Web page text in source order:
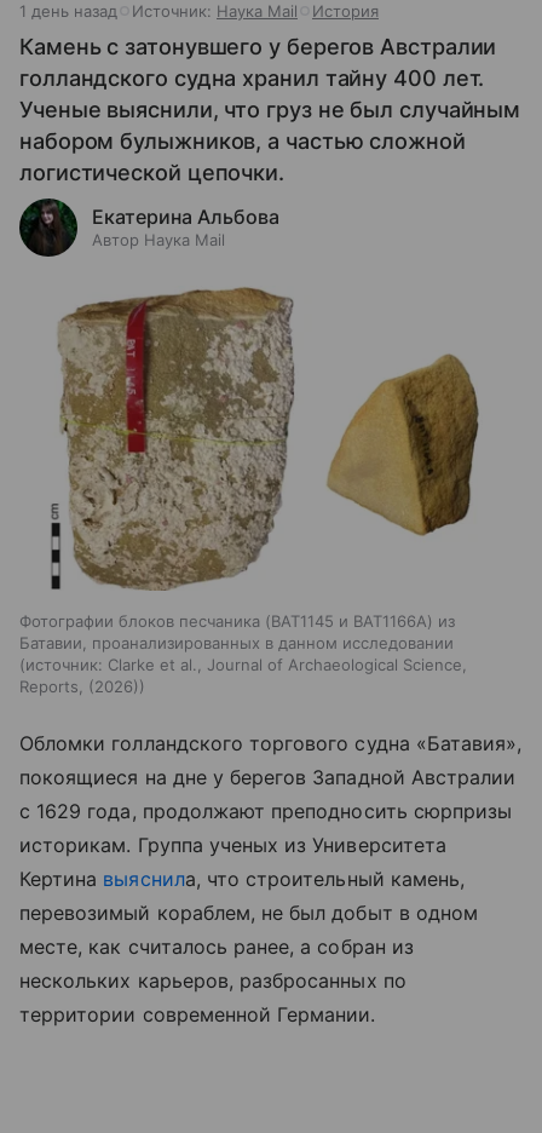
1 день назад Источник: Наука Mail История
Камень с затонувшего у берегов Австралии
голландского судна хранил тайну 400 лет.
Ученые выяснили, что груз не был случайным
набором булыжников, а частью сложной
логистической цепочки.
Екатерина Альбова
Автор Наука Mail
Фотографии блоков песчаника (BAT1145 и BAT1166A) из
Батавии, проанализированных в данном исследовании
источник: Clarke et al., Journal of Archaeological Science,
Reports, (2026)
Обломки голландского торгового судна «Батавия»,
покоящиеся на дне у берегов Западной Австралии
с 1629 года, продолжают преподносить сюрпризы
историкам. Группа ученых из Университета
Кертина выяснила, что строительный камень,
перевозимый кораблем, не был добыт в одном
месте, как считалось ранее, а собран из
нескольких карьеров, разбросанных по
территории современной Германии.